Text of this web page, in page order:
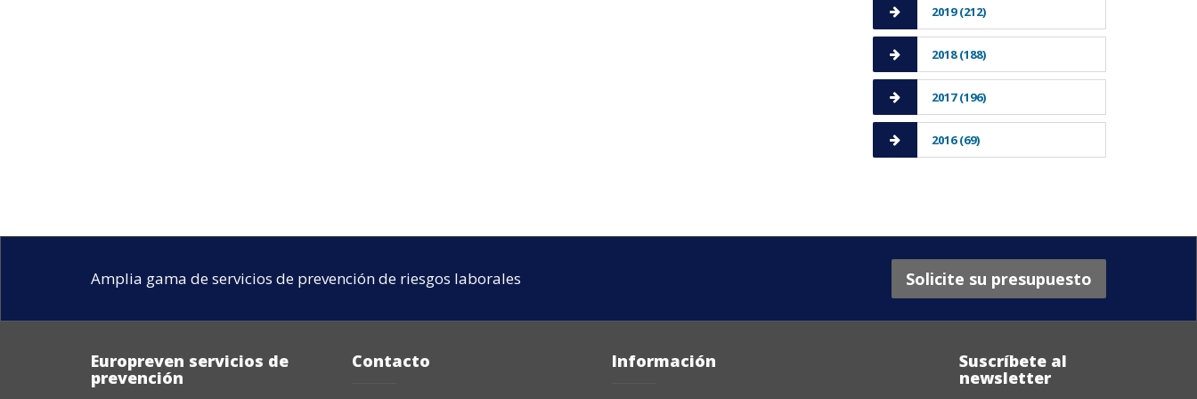
2019 (212)
2018 (188)
2017 (196)
2016 (69)
Amplia gama de servicios de prevención de riesgos laborales Solicite su presupuesto
Europreven servicios de
prevención
Contacto Información Suscríbete al
newsletter